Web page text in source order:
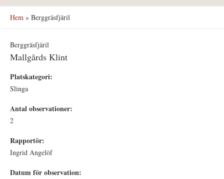
Hem » Berggräsfjäril
Berggräsfjäril
Mallgårds Klint
Platskategori:
Slinga
Antal observationer:
2
Rapportör:
Ingrid Angelöf
Datum för observation: